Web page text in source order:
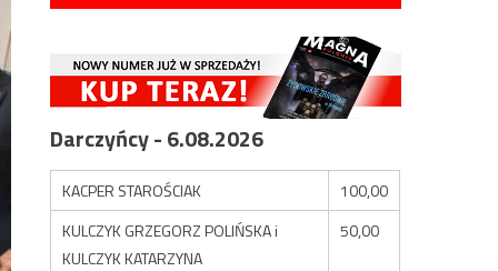
Darczyńcy - 6.08.2026
KACPER STAROŚCIAK
100,00
KULCZYK GRZEGORZ POLIŃSKA i
KULCZYK KATARZYNA
50,00